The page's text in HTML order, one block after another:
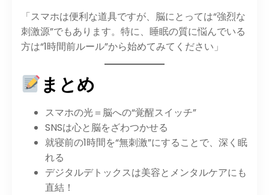
「スマホは便利な道具ですが、脳にとっては“強烈な
刺激源”でもあります。特に、睡眠の質に悩んでいる
方は“1時間前ルール”から始めてみてください」
まとめ
スマホの光＝脳への“覚醒スイッチ”
SNSは心と脳をざわつかせる
就寝前の1時間を“無刺激”にすることで、深く眠
れる
デジタルデトックスは美容とメンタルケアにも
直結！